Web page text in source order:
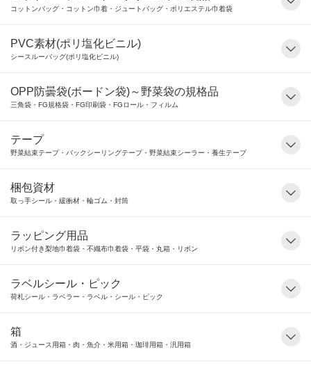
コットンバッグ・コットン巾着・ジュートバッグ・ポリエステル巾着袋
PVC素材(ポリ塩化ビニル)
シースルーバッグ(ポリ塩化ビニル)
OPP防曇袋(ボードン袋)～野菜袋の規格品
三角袋・FG規格袋・FG印刷袋・FGロール・フィルム
テープ
野菜結束テープ・バックシーリングテープ・野菜結束シーラー・養生テープ
梱包資材
取っ手シール・緩衝材・輪ゴム・封筒
ラッピング用品
リボン付き梨地巾着袋・不織布巾着袋・平袋・丸箱・リボン
ラベルシール・ピック
荷札シール・ラベラー・ラベル・シール・ピック
箱
酒・ジュース用箱・肉・魚介・米用箱・珈琲用箱・汎用箱